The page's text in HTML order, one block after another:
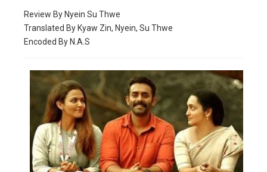
Review By Nyein Su Thwe
Translated By Kyaw Zin, Nyein, Su Thwe
Encoded By N.A.S